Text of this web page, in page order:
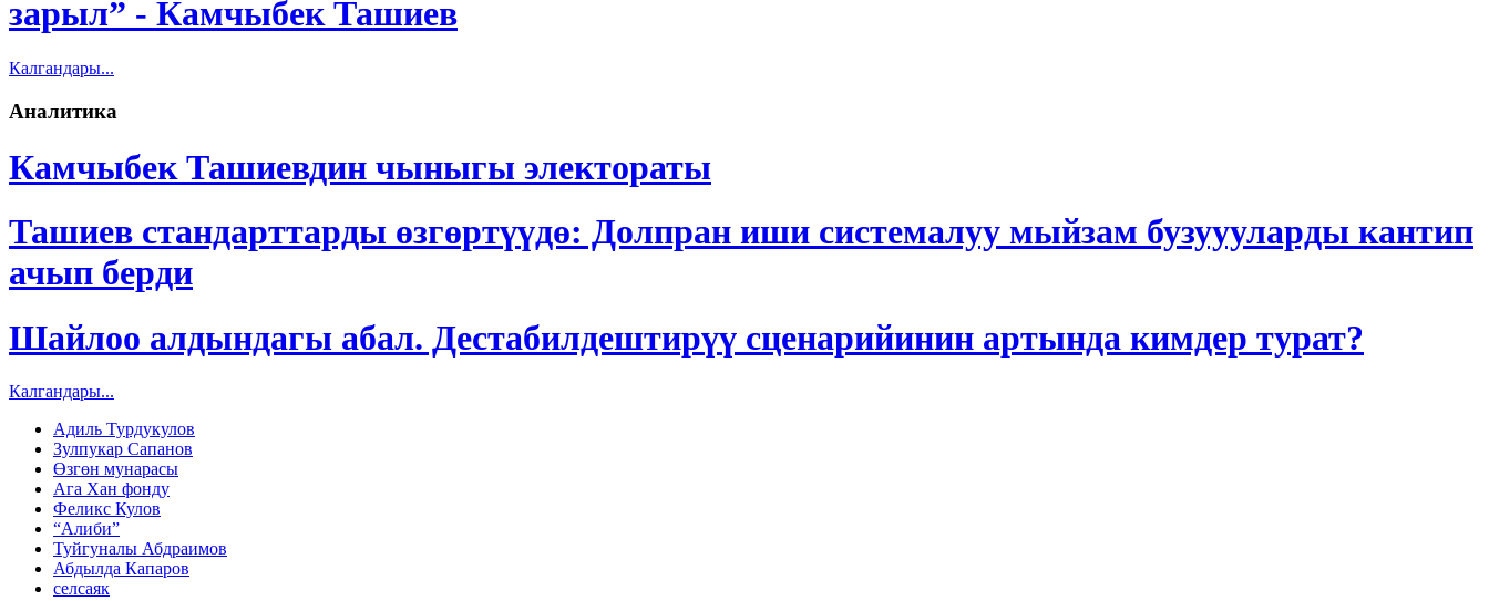
зарыл” - Камчыбек Ташиев
Калгандары...
Аналитика
Камчыбек Ташиевдин чыныгы электораты
Ташиев стандарттарды өзгөртүүдө: Долпран иши системалуу мыйзам бузуууларды кантип
ачып берди
Шайлоо алдындагы абал. Дестабилдештирүү сценарийинин артында кимдер турат?
Калгандары...
Адиль Турдукулов
Зулпукар Сапанов
Өзгөн мунарасы
Ага Хан фонду
Феликс Кулов
“Алиби”
Туйгуналы Абдраимов
Абдылда Капаров
селсаяк